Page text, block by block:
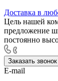
Доставка в
Цель нашей
предложение
постоянно
Заказать звонок
E-mail